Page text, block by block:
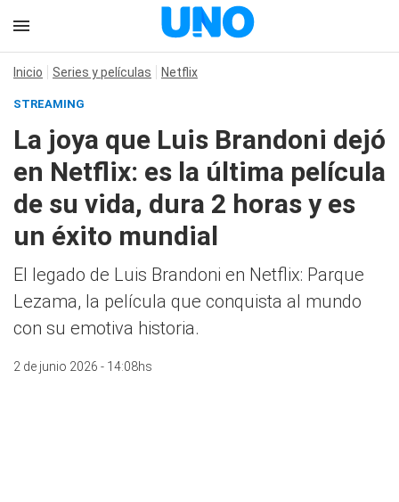
Inicio Series y películas Netflix
STREAMING
La joya que Luis Brandoni dejó
en Netflix: es la última película
de su vida, dura 2 horas y es
un éxito mundial
El legado de Luis Brandoni en Netflix: Parque
Lezama, la película que conquista al mundo
con su emotiva historia.
2 de junio 2026 - 14:08hs